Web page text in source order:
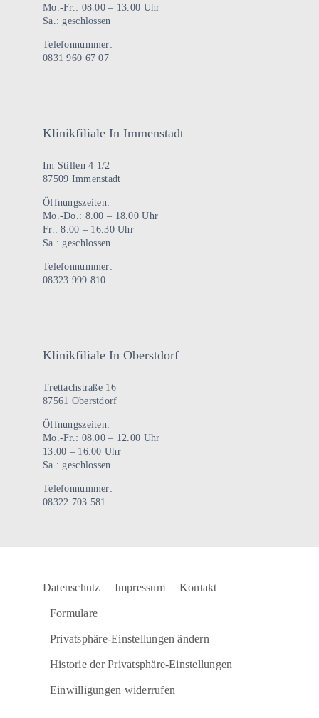
Mo.-Fr.: 08.00 – 13.00 Uhr
Sa.: geschlossen
Telefonnummer:
0831 960 67 07
Klinikfiliale In Immenstadt
Im Stillen 4 1/2
87509 Immenstadt
Öffnungszeiten:
Mo.-Do.: 8.00 – 18.00 Uhr
Fr.: 8.00 – 16.30 Uhr
Sa.: geschlossen
Telefonnummer:
08323 999 810
Klinikfiliale In Oberstdorf
Trettachstraße 16
87561 Oberstdorf
Öffnungszeiten:
Mo.-Fr.: 08.00 – 12.00 Uhr
13:00 – 16:00 Uhr
Sa.: geschlossen
Telefonnummer:
08322 703 581
Datenschutz Impressum Kontakt
Formulare
Privatsphäre-Einstellungen ändern
Historie der Privatsphäre-Einstellungen
Einwilligungen widerrufen